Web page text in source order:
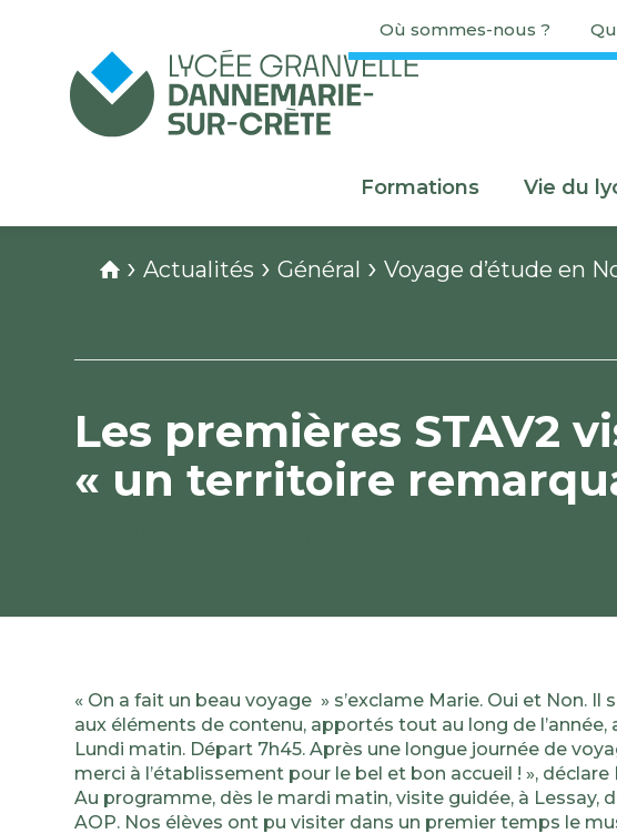
Où sommes-nous ?
Formations Vie du
› Actualités › Général › Voyage d’étude en
Les premières STAV2
« un territoire
« On a fait un beau voyage » s’exclame Marie. Oui et Non.
aux éléments de contenu, apportés tout au long de l’année,
Lundi matin. Départ 7h45. Après une longue journée de
merci à l’établissement pour le bel et bon accueil ! »,
Au programme, dès le mardi matin, visite guidée, à
AOP. Nos élèves ont pu visiter dans un premier temps le